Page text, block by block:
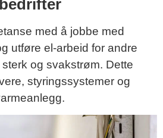
bedrifter
med å jobbe med
utføre el-arbeid for andre
sterk og svakstrøm. Dette
styringssystemer og